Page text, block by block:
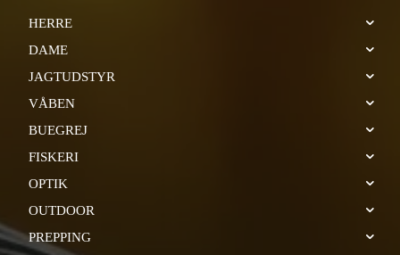
HERRE
DAME
JAGTUDSTYR
VÅBEN
BUEGREJ
FISKERI
OPTIK
OUTDOOR
PREPPING